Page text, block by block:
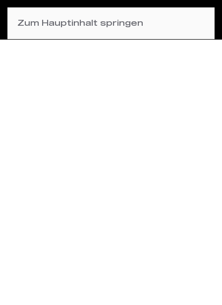
Zum Hauptinhalt springen